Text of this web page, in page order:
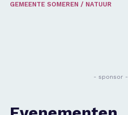
GEMEENTE SOMEREN / NATUUR
- sponsor -